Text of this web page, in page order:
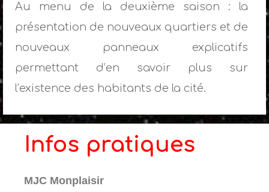
Au menu de la deuxième saison : la
présentation de nouveaux quartiers et de
nouveaux panneaux explicatifs
permettant d’en savoir plus sur
l’existence des habitants de la cité.
Infos pratiques
MJC Monplaisir